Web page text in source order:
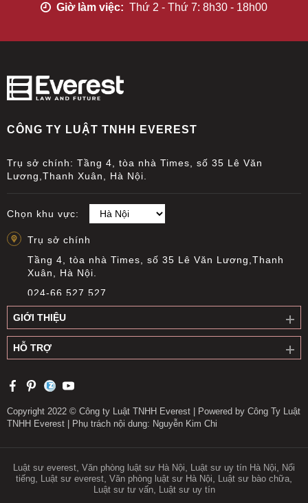
Giờ làm việc: Thứ 2 - Thứ 7: 8h30 - 18h00
CÔNG TY LUẬT TNHH EVEREST
Trụ sở chính: Tầng 4, tòa nhà Times, số 35 Lê Văn
Lương,Thanh Xuân, Hà Nội.
Chọn khu vực:
Trụ sở chính
Tầng 4, tòa nhà Times, số 35 Lê Văn Lương,Thanh
Xuân, Hà Nội.
024-66 527 527
info@everest.org.vn
Văn phòng giao dịch Cầu Giấy
Tầng 14, Tòa nhà Việt Á, Số 9 Duy Tân, phường Cầu
0919 311 196
longnguyen@everest.org.vn
Hà Nội
0913 395 717
GIỚI THIỆU
HỖ TRỢ
Copyright 2022 © Công ty Luật TNHH Everest | Powered by Công Ty Luật
TNHH Everest | Phụ trách nội dung: Nguyễn Kim Chi
Luật sư everest, Văn phòng luật sư Hà Nội, Luật sư uy tín Hà Nội, Nổi
tiếng, Luật sư everest, Văn phòng luật sư Hà Nội, Luật sư bào chữa,
Luật sư tư vấn, Luật sư uy tín